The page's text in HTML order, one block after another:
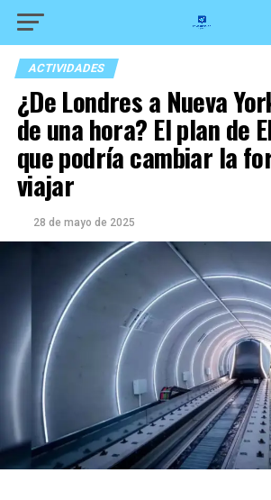
ACTIVIDADES
¿De Londres a Nueva
de una hora? El plan de
que podría cambiar la
viajar
28 de mayo de 2025